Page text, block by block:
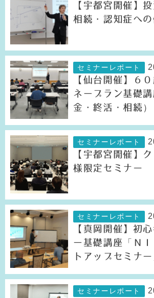
【宇都宮開催】
相続・認知症への
セミナーレポート
【仙台開催】６
ネープラン基礎
金・終活・相続）
セミナーレポート
【宇都宮開催】
様限定セミナー
セミナーレポート
【真岡開催】初
ー基礎講座「Ｎ
トアップセミナー
セミナーレポート